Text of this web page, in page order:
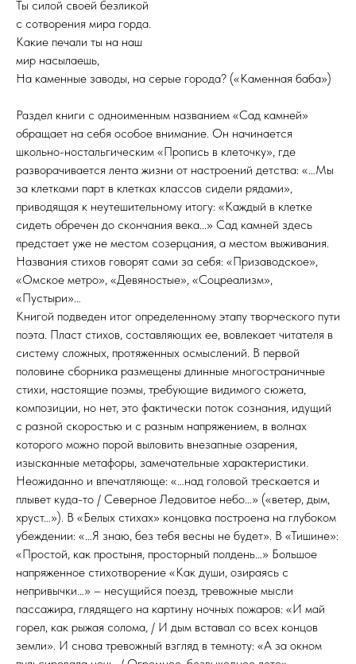
Ты силой своей безликой
с сотворения мира горда.
Какие печали ты на наш
мир насылаешь,
На каменные заводы, на серые города? («Каменная баба»)
Раздел книги с одноименным названием «Сад камней»
обращает на себя особое внимание. Он начинается
школьно-ностальгическим «Пропись в клеточку», где
разворачивается лента жизни от настроений детства: «…Мы
за клетками парт в клетках классов сидели рядами»,
приводящая к неутешительному итогу: «Каждый в клетке
сидеть обречен до скончания века...» Сад камней здесь
предстает уже не местом созерцания, а местом выживания.
Названия стихов говорят сами за себя: «Призаводское»,
«Омское метро», «Девяностые», «Соцреализм»,
«Пустыри»…
Книгой подведен итог определенному этапу творческого пути
поэта. Пласт стихов, составляющих ее, вовлекает читателя в
систему сложных, протяженных осмыслений. В первой
половине сборника размещены длинные многостраничные
стихи, настоящие поэмы, требующие видимого сюжета,
композиции, но нет, это фактически поток сознания, идущий
с разной скоростью и с разным напряжением, в волнах
которого можно порой выловить внезапные озарения,
изысканные метафоры, замечательные характеристики.
Неожиданно и впечатляюще: «…над головой трескается и
плывет куда-то / Северное Ледовитое небо…» («ветер, дым,
хруст…»). В «Белых стихах» концовка построена на глубоком
убеждении: «…Я знаю, без тебя весны не будет». В «Тишине»:
«Простой, как простыня, просторный полдень…» Большое
напряженное стихотворение «Как души, озираясь с
непривычки…» – несущийся поезд, тревожные мысли
пассажира, глядящего на картину ночных пожаров: «И май
горел, как рыжая солома, / И дым вставал со всех концов
земли». И снова тревожный взгляд в темноту: «А за окном